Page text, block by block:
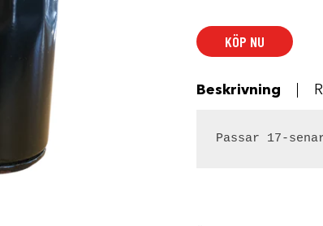
KÖP NU
Beskrivning
Passar 17-